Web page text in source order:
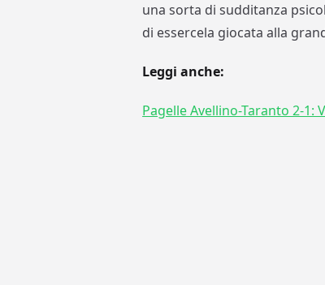
una sorta di sudditanza
di essercela giocata alla
Leggi anche:
Pagelle Avellino-Taranto 2-1: